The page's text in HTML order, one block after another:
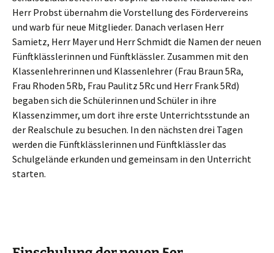
Herr Probst übernahm die Vorstellung des Fördervereins
und warb für neue Mitglieder. Danach verlasen Herr
Samietz, Herr Mayer und Herr Schmidt die Namen der neuen
Fünftklässlerinnen und Fünftklässler. Zusammen mit den
Klassenlehrerinnen und Klassenlehrer (Frau Braun 5Ra,
Frau Rhoden 5Rb, Frau Paulitz 5Rc und Herr Frank 5Rd)
begaben sich die Schülerinnen und Schüler in ihre
Klassenzimmer, um dort ihre erste Unterrichtsstunde an
der Realschule zu besuchen. In den nächsten drei Tagen
werden die Fünftklässlerinnen und Fünftklässler das
Schulgelände erkunden und gemeinsam in den Unterricht
starten.